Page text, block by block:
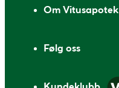
Om Vitusapotek
Følg oss